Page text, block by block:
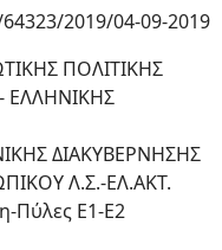
2019/04-09-2019
ΠΟΛΙΤΙΚΗΣ
ΕΛΛΗΝΙΚΗΣ
ΔΙΑΚΥΒΕΡΝΗΣΗΣ
Λ.Σ.-ΕΛ.ΑΚΤ.
Πύλες Ε1-Ε2